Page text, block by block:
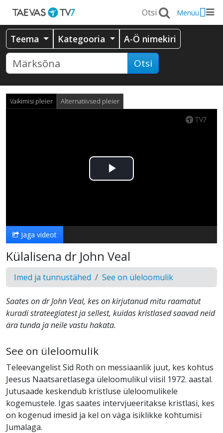
Menüü
Teema Kategooria A-Ö nimekiri
Otsi
Vaikimisi pleier Alternatiivsed pleier
Esita
Jaga videot
Külalisena dr John Veal
Imed ja tunnustähed See on üleloomulik
Saates on dr John Veal, kes on kirjutanud mitu raamatut
kuradi strateegiatest ja sellest, kuidas kristlased saavad neid
ära tunda ja neile vastu hakata.
See on üleloomulik
Teleevangelist Sid Roth on messiaanlik juut, kes kohtus
Jeesus Naatsaretlasega üleloomulikul viisil 1972. aastal.
Jutusaade keskendub kristluse üleloomulikele
kogemustele. Igas saates intervjueeritakse kristlasi, kes
on kogenud imesid ja kel on väga isiklikke kohtumisi
Jumalaga.